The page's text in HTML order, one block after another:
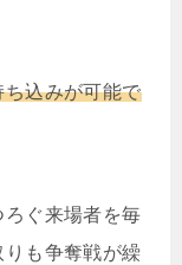
ち込みが可能で
ぐ来場者を毎
も争奪戦が繰